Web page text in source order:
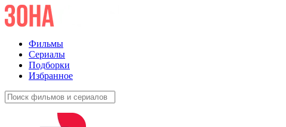
Фильмы
Сериалы
Подборки
Избранное